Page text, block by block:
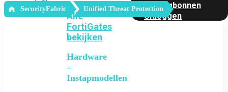
Alle
FortiGates
bekijken
Hardware
–
Instapmodellen
Kortingbonnen
Uitloggen
‎ SecurityFabric Unified Threat Protection